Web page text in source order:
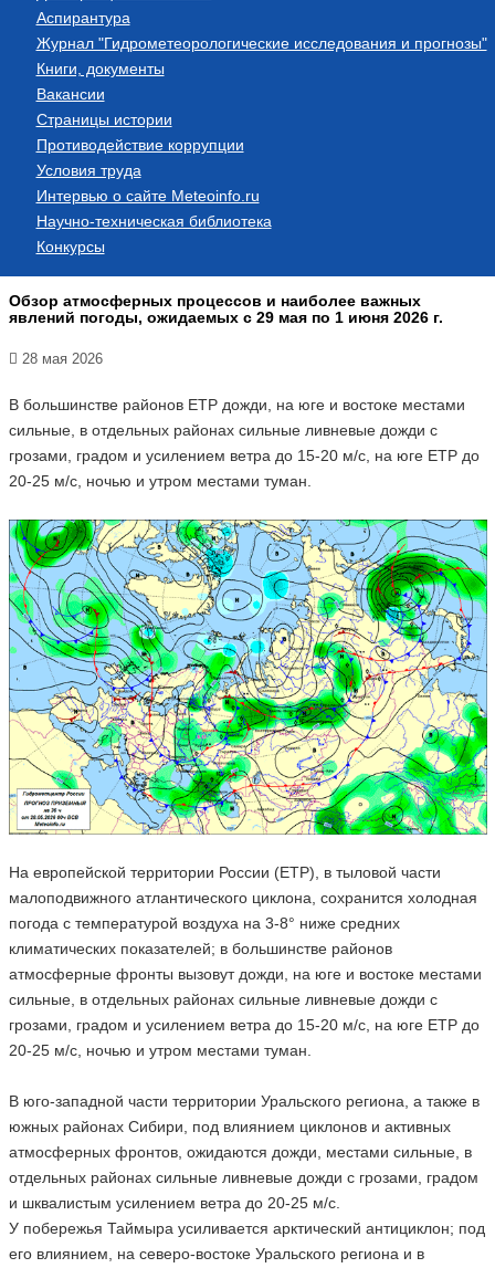
Аспирантура
Журнал "Гидрометеорологические исследования и прогнозы"
Книги, документы
Вакансии
Страницы истории
Противодействие коррупции
Условия труда
Интервью о сайте Meteoinfo.ru
Научно-техническая библиотека
Конкурсы
Обзор атмосферных процессов и наиболее важных
явлений погоды, ожидаемых с 29 мая по 1 июня 2026 г.
28 мая 2026
В большинстве районов ЕТР дожди, на юге и востоке местами
сильные, в отдельных районах сильные ливневые дожди с
грозами, градом и усилением ветра до 15-20 м/с, на юге ЕТР до
20-25 м/с, ночью и утром местами туман.
На европейской территории России (ЕТР), в тыловой части
малоподвижного атлантического циклона, сохранится холодная
погода с температурой воздуха на 3-8° ниже средних
климатических показателей; в большинстве районов
атмосферные фронты вызовут дожди, на юге и востоке местами
сильные, в отдельных районах сильные ливневые дожди с
грозами, градом и усилением ветра до 15-20 м/с, на юге ЕТР до
20-25 м/с, ночью и утром местами туман.
В юго-западной части территории Уральского региона, а также в
южных районах Сибири, под влиянием циклонов и активных
атмосферных фронтов, ожидаются дожди, местами сильные, в
отдельных районах сильные ливневые дожди с грозами, градом
и шквалистым усилением ветра до 20-25 м/с.
У побережья Таймыра усиливается арктический антициклон; под
его влиянием, на северо-востоке Уральского региона и в